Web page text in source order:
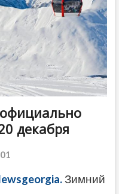
декабря
Зимний